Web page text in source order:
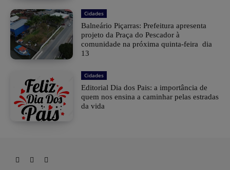
Cidades
Balneário Piçarras: Prefeitura apresenta
projeto da Praça do Pescador à
comunidade na próxima quinta-feira dia
13
Cidades
Editorial Dia dos Pais: a importância de
quem nos ensina a caminhar pelas estradas
da vida